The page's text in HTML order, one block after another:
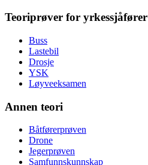
Teoriprøver for yrkessjåfører
Buss
Lastebil
Drosje
YSK
Løyveeksamen
Annen teori
Båtførerprøven
Drone
Jegerprøven
Samfunnskunnskap